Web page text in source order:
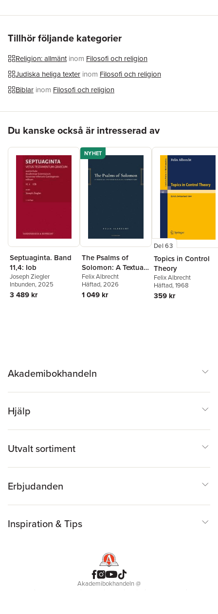
Tillhör följande kategorier
Religion: allmänt inom Filosofi och religion
Judiska heliga texter inom Filosofi och religion
Biblar inom Filosofi och religion
Du kanske också är intresserad av
Septuaginta. Band
11,4: Iob
Joseph Ziegler
Inbunden, 2025
3 489 kr
NYHET
The Psalms of
Solomon: A Textual
and Theological
Commentary
Felix Albrecht
Häftad, 2026
1 049 kr
Del 63
Topics in Control
Theory
Felix Albrecht
Häftad, 1968
359 kr
Akademibokhandeln
Hjälp
Utvalt sortiment
Erbjudanden
Inspiration & Tips
Akademibokhandeln@
Cookies
Anpassa cookies Integritetspolicy Köpvillkor Medlemsvillkor